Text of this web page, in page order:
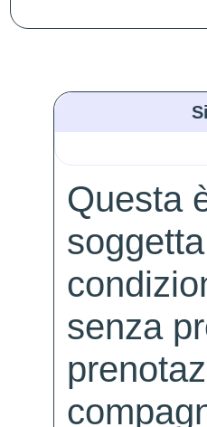
Questa
senza